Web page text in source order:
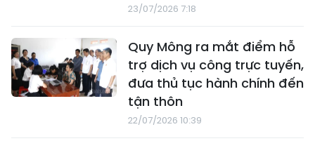
23/07/2026 7:18
Quy Mông ra mắt điểm hỗ
trợ dịch vụ công trực tuyến,
đưa thủ tục hành chính đến
tận thôn
22/07/2026 10:39